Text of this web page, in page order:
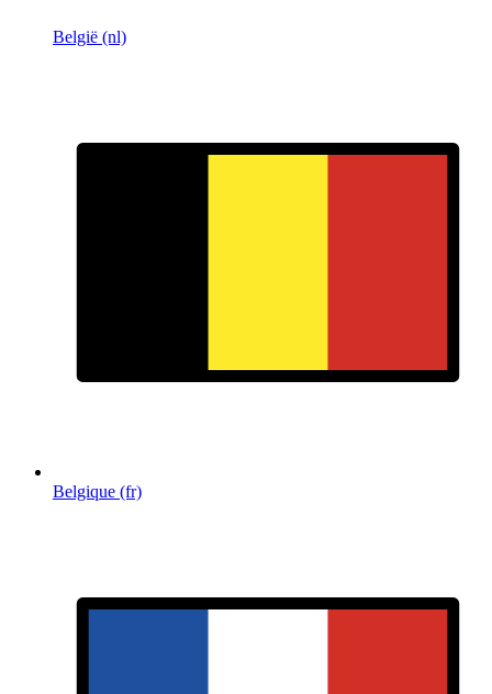
België (nl)
Belgique (fr)